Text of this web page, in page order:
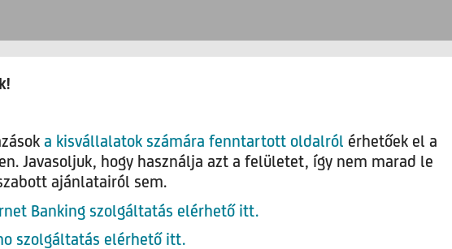
a kisvállalatok számára fenntartott oldalról érhetőek el a
Javasoljuk, hogy használja azt a felületet, így nem marad le
ajánlatairól sem.
Banking szolgáltatás elérhető itt.
szolgáltatás elérhető itt.